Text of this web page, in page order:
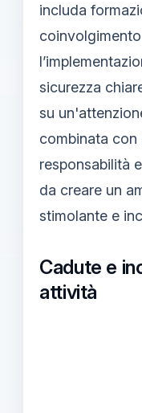
includa
sicurezza
su
combinata
responsabilità
da creare un
stimolante e
Cadute e
attività